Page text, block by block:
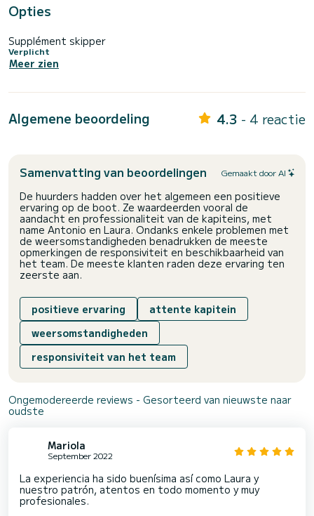
Opties
Supplément skipper
Verplicht
Meer zien
Algemene beoordeling 4.3 - 4 reactie
Samenvatting van beoordelingen Gemaakt door AI
De huurders hadden over het algemeen een positieve
ervaring op de boot. Ze waardeerden vooral de
aandacht en professionaliteit van de kapiteins, met
name Antonio en Laura. Ondanks enkele problemen met
de weersomstandigheden benadrukken de meeste
opmerkingen de responsiviteit en beschikbaarheid van
het team. De meeste klanten raden deze ervaring ten
zeerste aan.
positieve ervaring
attente kapitein
weersomstandigheden
responsiviteit van het team
Ongemodereerde reviews - Gesorteerd van nieuwste naar
oudste
Mariola
September 2022
La experiencia ha sido buenísima así como Laura y
nuestro patrón, atentos en todo momento y muy
profesionales.